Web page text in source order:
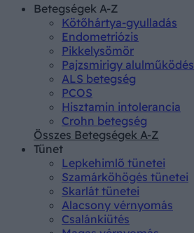
Betegségek A-Z
Kötőhártya-gyulladás
Endometriózis
Pikkelysömör
Pajzsmirigy alulműködés
ALS betegség
PCOS
Hisztamin intolerancia
Crohn betegség
Összes Betegségek A-Z
Tünet
Lepkehimlő tünetei
Szamárköhögés tünetei
Skarlát tünetei
Alacsony vérnyomás
Csalánkiütés